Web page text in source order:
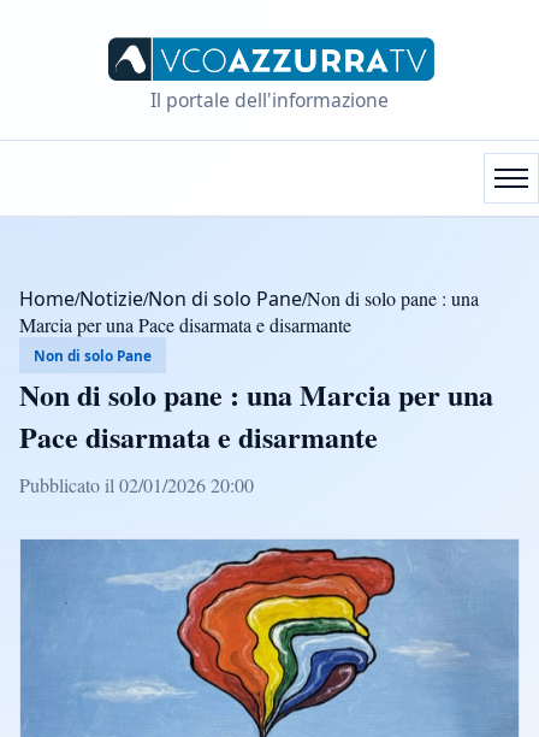
Il portale dell'informazione
Home/Notizie/Non di solo Pane/Non di solo pane : una
Marcia per una Pace disarmata e disarmante
Non di solo Pane
Non di solo pane : una Marcia per una
Pace disarmata e disarmante
Pubblicato il 02/01/2026 20:00